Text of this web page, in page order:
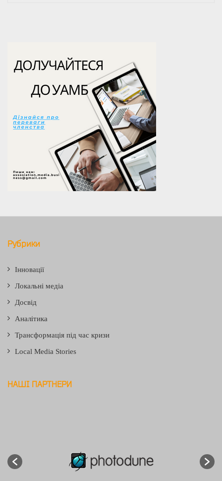
Рубрики
Інновації
Локальні медіа
Досвід
Аналітика
Трансформація під час кризи
Local Media Stories
НАШІ ПАРТНЕРИ